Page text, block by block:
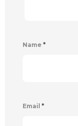
Name *
Email *